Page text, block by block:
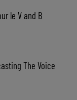
le V and B
The Voice